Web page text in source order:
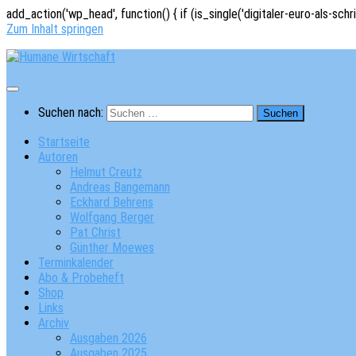
add_action('wp_head', function() { if (is_single('digitaler-euro-als-
Zum Inhalt springen
Suchen nach:
Startseite
Autoren
Helmut Creutz
Andreas Bangemann
Eckhard Behrens
Wolfgang Berger
Pat Christ
Günther Moewes
Terminkalender
Abo & Probeheft
Shop
Links
Archiv
Ausgaben 2026